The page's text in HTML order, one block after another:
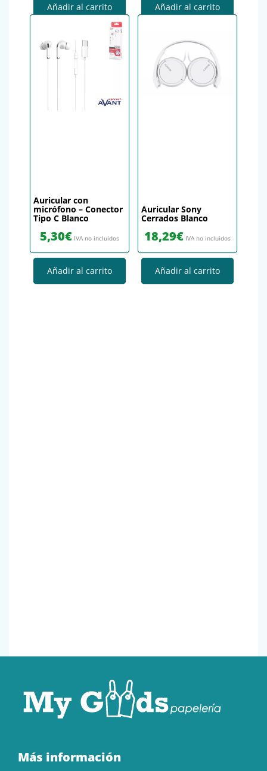
Añadir al carrito Añadir al carrito
Auricular con
micrófono – Conector
Tipo C Blanco
5,30€ IVA no incluidos
Añadir al carrito
Auricular Sony
Cerrados Blanco
18,29€ IVA no incluidos
Añadir al carrito
Más información